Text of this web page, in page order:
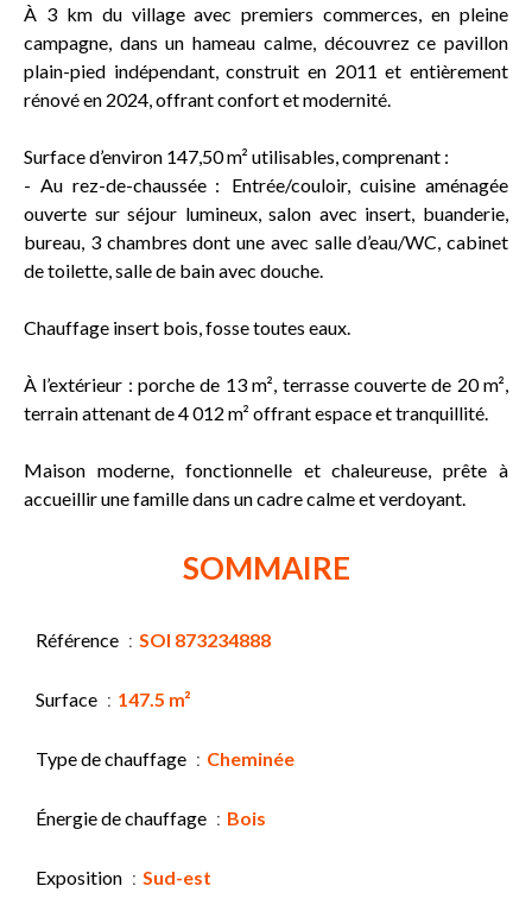
À 3 km du village avec premiers commerces, en pleine
campagne, dans un hameau calme, découvrez ce pavillon
plain-pied indépendant, construit en 2011 et entièrement
rénové en 2024, offrant confort et modernité.
Surface d’environ 147,50 m² utilisables, comprenant :
- Au rez-de-chaussée : Entrée/couloir, cuisine aménagée
ouverte sur séjour lumineux, salon avec insert, buanderie,
bureau, 3 chambres dont une avec salle d’eau/WC, cabinet
de toilette, salle de bain avec douche.
Chauffage insert bois, fosse toutes eaux.
À l’extérieur : porche de 13 m², terrasse couverte de 20 m²,
terrain attenant de 4 012 m² offrant espace et tranquillité.
Maison moderne, fonctionnelle et chaleureuse, prête à
accueillir une famille dans un cadre calme et verdoyant.
SOMMAIRE
Référence SOI 873234888
Surface 147.5 m²
Type de chauffage Cheminée
Énergie de chauffage Bois
Exposition Sud-est